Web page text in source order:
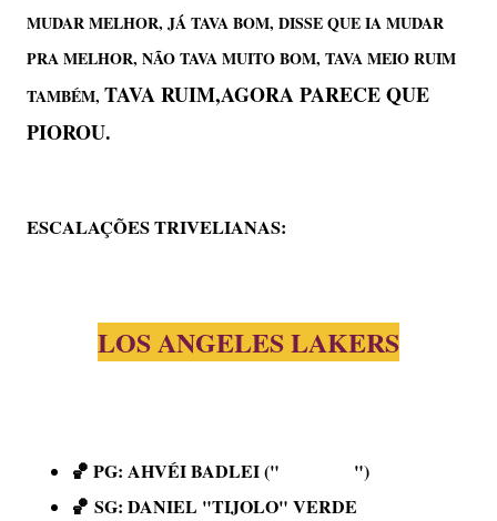
MUDAR MELHOR, JÁ TAVA BOM, DISSE QUE IA MUDAR
PRA MELHOR, NÃO TAVA MUITO BOM, TAVA MEIO RUIM
TAMBÉM, TAVA RUIM,AGORA PARECE QUE
PIOROU.
ESCALAÇÕES TRIVELIANAS:
LOS ANGELES LAKERS
🏀 PG: AHVÉI BADLEI (" ")
🏀 SG: DANIEL "TIJOLO" VERDE